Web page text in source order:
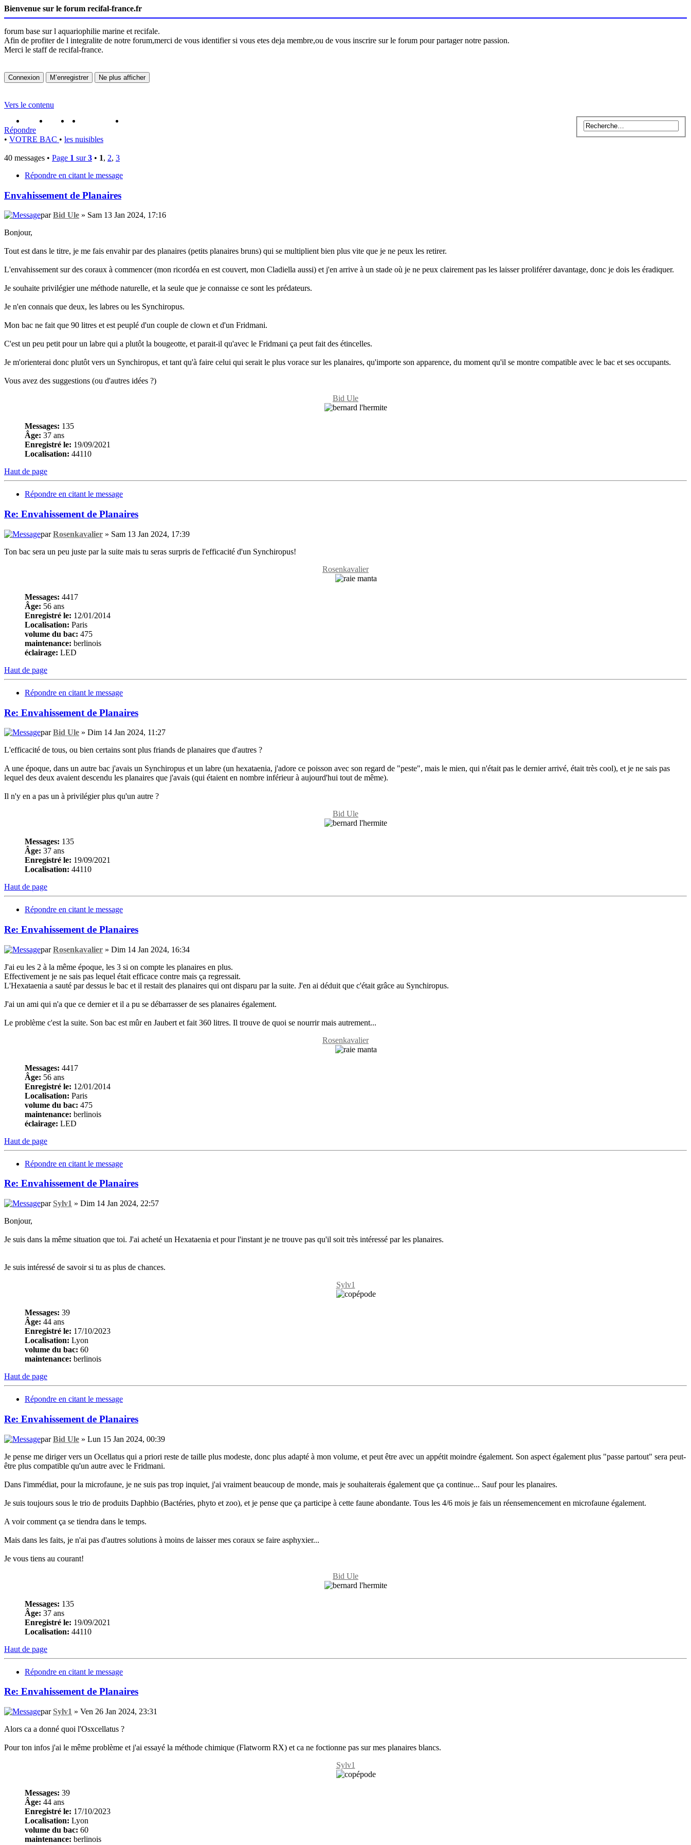
Bienvenue sur le forum recifal-france.fr
forum base sur l aquariophilie marine et recifale.
Afin de profiter de l integralite de notre forum,merci de vous identifier si vous etes deja membre,ou de vous inscrire sur le forum pour partager notre passion.
Merci le staff de recifal-france.
Vers le contenu
portail
forum faq m'enregister
Répondre
• VOTRE BAC • les nuisibles
40 messages • Page 1 sur3 • 1, 2, 3
Répondre en citant le message
Envahissement de Planaires
parBid Ule » Sam 13 Jan 2024, 17:16
Bonjour,
Tout est dans le titre, je me fais envahir par des planaires (petits planaires bruns) qui se multiplient bien plus vite que je ne peux les retirer.
L'envahissement sur des coraux à commencer (mon ricordéa en est couvert, mon Cladiella aussi) et j'en arrive à un stade où je ne peux clairement pas les laisser proliférer davantage, donc je dois les éradiquer.
Je souhaite privilégier une méthode naturelle, et la seule que je connaisse ce sont les prédateurs.
Je n'en connais que deux, les labres ou les Synchiropus.
Mon bac ne fait que 90 litres et est peuplé d'un couple de clown et d'un Fridmani.
C'est un peu petit pour un labre qui a plutôt la bougeotte, et parait-il qu'avec le Fridmani ça peut fait des étincelles.
Je m'orienterai donc plutôt vers un Synchiropus, et tant qu'à faire celui qui serait le plus vorace sur les planaires, qu'importe son apparence, du moment qu'il se montre compatible avec le bac et ses occupants.
Vous avez des suggestions (ou d'autres idées ?)
Bid Ule
Messages: 135
Âge: 37 ans
Enregistré le: 19/09/2021
Localisation: 44110
Haut de page
Répondre en citant le message
Re: Envahissement de Planaires
parRosenkavalier » Sam 13 Jan 2024, 17:39
Ton bac sera un peu juste par la suite mais tu seras surpris de l'efficacité d'un Synchiropus!
Rosenkavalier
Messages: 4417
Âge: 56 ans
Enregistré le: 12/01/2014
Localisation: Paris
volume du bac: 475
maintenance: berlinois
éclairage: LED
Haut de page
Répondre en citant le message
Re: Envahissement de Planaires
parBid Ule » Dim 14 Jan 2024, 11:27
L'efficacité de tous, ou bien certains sont plus friands de planaires que d'autres ?
A une époque, dans un autre bac j'avais un Synchiropus et un labre (un hexataenia, j'adore ce poisson avec son regard de "peste", mais le mien, qui n'était pas le dernier arrivé, était très cool), et je ne sais pas
lequel des deux avaient descendu les planaires que j'avais (qui étaient en nombre inférieur à aujourd'hui tout de même).
Il n'y en a pas un à privilégier plus qu'un autre ?
Bid Ule
Messages: 135
Âge: 37 ans
Enregistré le: 19/09/2021
Localisation: 44110
Haut de page
Répondre en citant le message
Re: Envahissement de Planaires
parRosenkavalier » Dim 14 Jan 2024, 16:34
J'ai eu les 2 à la même époque, les 3 si on compte les planaires en plus.
Effectivement je ne sais pas lequel était efficace contre mais ça regressait.
L'Hexataenia a sauté par dessus le bac et il restait des planaires qui ont disparu par la suite. J'en ai déduit que c'était grâce au Synchiropus.
J'ai un ami qui n'a que ce dernier et il a pu se débarrasser de ses planaires également.
Le problème c'est la suite. Son bac est mûr en Jaubert et fait 360 litres. Il trouve de quoi se nourrir mais autrement...
Rosenkavalier
Messages: 4417
Âge: 56 ans
Enregistré le: 12/01/2014
Localisation: Paris
volume du bac: 475
maintenance: berlinois
éclairage: LED
Haut de page
Répondre en citant le message
Re: Envahissement de Planaires
par Sylv1 » Dim 14 Jan 2024, 22:57
Bonjour,
Je suis dans la même situation que toi. J'ai acheté un Hexataenia et pour l'instant je ne trouve pas qu'il soit très intéressé par les planaires.
Je suis intéressé de savoir si tu as plus de chances.
Sylv1
Messages: 39
Âge: 44 ans
Enregistré le: 17/10/2023
Localisation: Lyon
volume du bac: 60
maintenance: berlinois
Haut de page
Répondre en citant le message
Re: Envahissement de Planaires
parBid Ule » Lun 15 Jan 2024, 00:39
Je pense me diriger vers un Ocellatus qui a priori reste de taille plus modeste, donc plus adapté à mon volume, et peut être avec un appétit moindre également. Son aspect également plus "passe partout" sera peut-
être plus compatible qu'un autre avec le Fridmani.
Dans l'immédiat, pour la microfaune, je ne suis pas trop inquiet, j'ai vraiment beaucoup de monde, mais je souhaiterais également que ça continue... Sauf pour les planaires.
Je suis toujours sous le trio de produits Daphbio (Bactéries, phyto et zoo), et je pense que ça participe à cette faune abondante. Tous les 4/6 mois je fais un réensemencement en microfaune également.
A voir comment ça se tiendra dans le temps.
Mais dans les faits, je n'ai pas d'autres solutions à moins de laisser mes coraux se faire asphyxier...
Je vous tiens au courant!
Bid Ule
Messages: 135
Âge: 37 ans
Enregistré le: 19/09/2021
Localisation: 44110
Haut de page
Répondre en citant le message
Re: Envahissement de Planaires
par Sylv1 » Ven 26 Jan 2024, 23:31
Alors ca a donné quoi l'Osxcellatus ?
Pour ton infos j'ai le même problème et j'ai essayé la méthode chimique (Flatworm RX) et ca ne foctionne pas sur mes planaires blancs.
Sylv1
Messages: 39
Âge: 44 ans
Enregistré le: 17/10/2023
Localisation: Lyon
volume du bac: 60
maintenance: berlinois